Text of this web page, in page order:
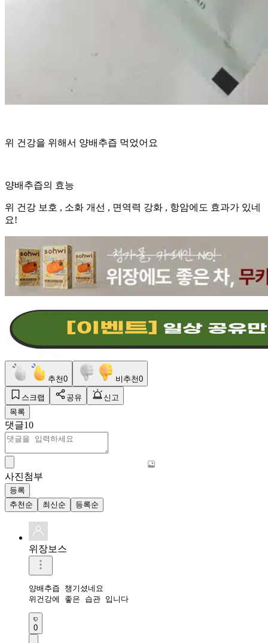
위 건강을 위해서 양배추즙 먹었어요
양배추즙의 효능
위 건강 보호 , 소화 개선 , 면역력 강화 , 항암에도 효과가 있네
요!
추천0 비추천0
스크랩 공유
신고
목록
댓글10
사진첨부
등록
추천순
최신순 등록순
위장보스
양배추즙 챙기셨네요
위건강에 좋은 습관 입니다
0